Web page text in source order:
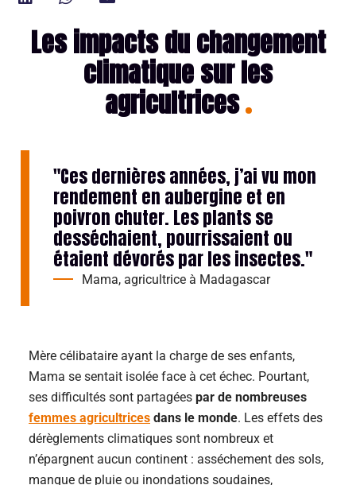
Les impacts du changement
climatique sur les
agricultrices
"Ces dernières années, j’ai vu mon
rendement en aubergine et en
poivron chuter. Les plants se
desséchaient, pourrissaient ou
étaient dévorés par les insectes."
Mama, agricultrice à Madagascar
Mère célibataire ayant la charge de ses enfants,
Mama se sentait isolée face à cet échec. Pourtant,
ses difficultés sont partagées par de nombreuses
femmes agricultrices dans le monde. Les effets des
dérèglements climatiques sont nombreux et
n’épargnent aucun continent : asséchement des sols,
manque de pluie ou inondations soudaines,